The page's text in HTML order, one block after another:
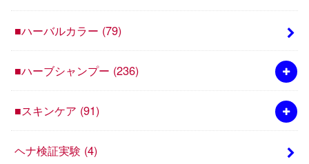
■ハーバルカラー (79)
■ハーブシャンプー (236)
■スキンケア (91)
ヘナ検証実験 (4)